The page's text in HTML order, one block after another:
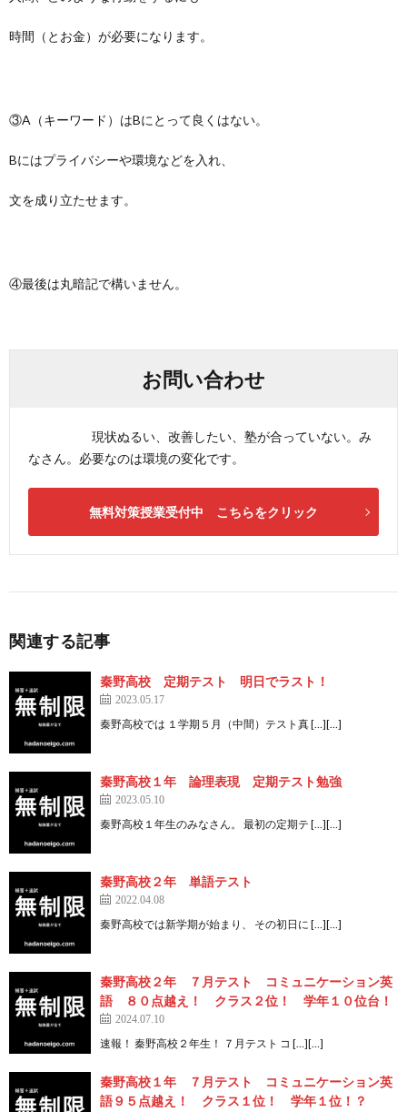
時間（とお金）が必要になります。
③A（キーワード）はBにとって良くはない。
Bにはプライバシーや環境などを入れ、
文を成り立たせます。
④最後は丸暗記で構いません。
お問い合わせ
現状ぬるい、改善したい、塾が合っていない。み
なさん。必要なのは環境の変化です。
無料対策授業受付中 こちらをクリック
関連する記事
秦野高校 定期テスト 明日でラスト！
2023.05.17
秦野高校では １学期５月（中間）テスト真 […][…]
秦野高校１年 論理表現 定期テスト勉強
2023.05.10
秦野高校１年生のみなさん。 最初の定期テ […][…]
秦野高校２年 単語テスト
2022.04.08
秦野高校では新学期が始まり、 その初日に […][…]
秦野高校２年 ７月テスト コミュニケーション英
語 ８０点越え！ クラス２位！ 学年１０位台！
2024.07.10
速報！ 秦野高校２年生！ ７月テスト コ […][…]
秦野高校１年 ７月テスト コミュニケーション英
語９５点越え！ クラス１位！ 学年１位！？